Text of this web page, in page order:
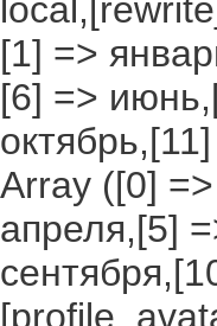
[1] =>
[6] =>
Array ([0]
апреля,[5]